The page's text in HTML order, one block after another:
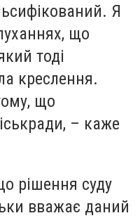
Я
що
тоді
креслення.
що
– каже
рішення суду
вважає даний